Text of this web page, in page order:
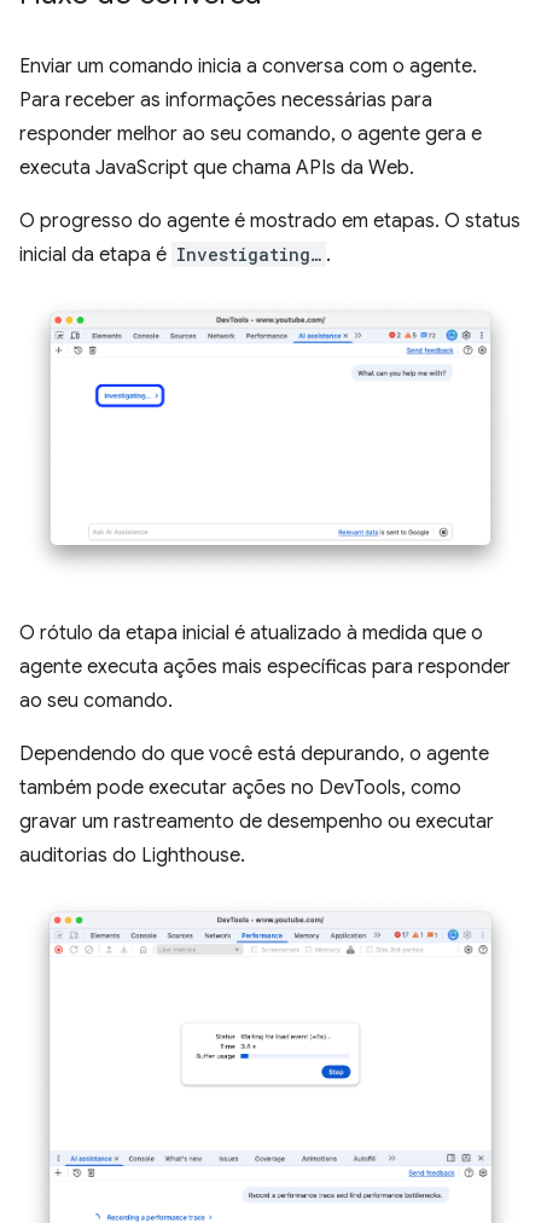
Enviar um comando inicia a conversa com o agente.
Para receber as informações necessárias para
responder melhor ao seu comando, o agente gera e
executa JavaScript que chama APIs da Web.
O progresso do agente é mostrado em etapas. O status
inicial da etapa é Investigating… .
O rótulo da etapa inicial é atualizado à medida que o
agente executa ações mais específicas para responder
ao seu comando.
Dependendo do que você está depurando, o agente
também pode executar ações no DevTools, como
gravar um rastreamento de desempenho ou executar
auditorias do Lighthouse.